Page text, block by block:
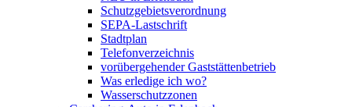
Schutzgebietsverordnung
SEPA-Lastschrift
Stadtplan
Telefonverzeichnis
vorübergehender Gaststättenbetrieb
Was erledige ich wo?
Wasserschutzzonen